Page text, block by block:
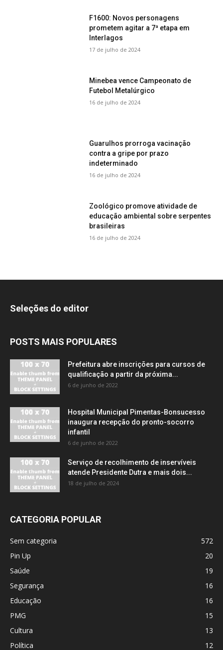
F1600: Novos personagens
prometem agitar a 7ª etapa em
Interlagos
17 de julho de 2024
Minebea vence Campeonato de
Futebol Metalúrgico
16 de julho de 2024
Guarulhos prorroga vacinação
contra a gripe por prazo
indeterminado
16 de julho de 2024
Zoológico promove atividade de
educação ambiental sobre serpentes
brasileiras
16 de julho de 2024
Seleções do editor
POSTS MAIS POPULARES
Prefeitura abre inscrições para cursos de
qualificação a partir da próxima...
6 de junho de 2022
Hospital Municipal Pimentas-Bonsucesso
inaugura recepção do pronto-socorro
infantil
6 de junho de 2022
Serviço de recolhimento de inservíveis
atende Presidente Dutra e mais dois...
18 de julho de 2024
CATEGORIA POPULAR
Sem categoria
572
Pin Up
20
Saúde
19
Segurança
16
Educação
16
PMG
15
Cultura
13
Política
12